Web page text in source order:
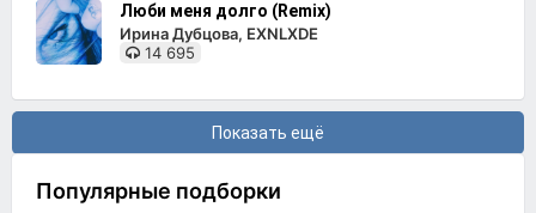
Люби меня долго (Remix)
Ирина Дубцова, EXNLXDE
14 695
Показать ещё
Популярные подборки